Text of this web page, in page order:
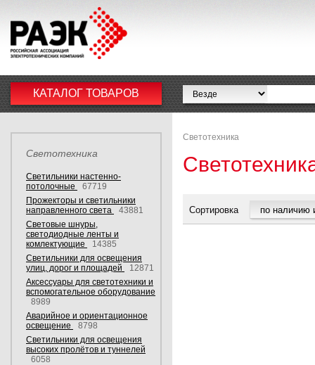
КАТАЛОГ ТОВАРОВ
Светотехника
Светильники настенно-
потолочные
67719
Прожекторы и светильники
направленного света
43881
Световые шнуры,
светодиодные ленты и
комлектующие
14385
Светильники для освещения
улиц, дорог и площадей
12871
Аксессуары для светотехники и
вспомогательное оборудование
8989
Аварийное и ориентационное
освещение
8798
Светильники для освещения
высоких пролётов и туннелей
6058
Светотехника
Сортировка